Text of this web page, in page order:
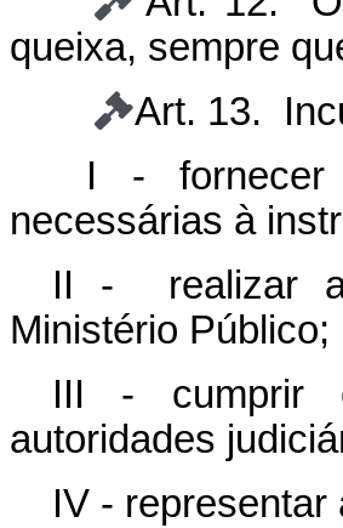
queixa, sempre
Art. 13.
I - fornecer
necessárias à
II - realizar
Ministério Público;
III - cumprir
autoridades
IV -